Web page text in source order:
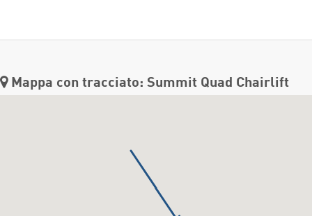
Mappa con tracciato: Summit Quad Chairlift